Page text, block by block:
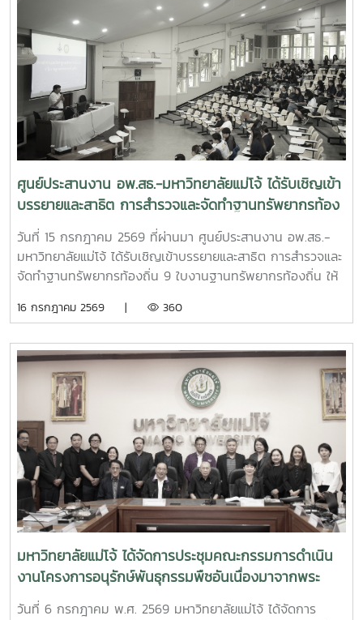
ศูนย์ประสานงาน อพ.สธ.-มหาวิทยาลัยแม่โจ้ ได้รับเชิญเข้า
บรรยายและสาธิต การสำรวจและจัดทำฐานทรัพยากรท้อง
ถิ่น 9 ใบงานฐานทรัพยากรท้องถิ่น
วันที่ 15 กรกฎาคม 2569 ที่ผ่านมา ศูนย์ประสานงาน อพ.สธ.-
มหาวิทยาลัยแม่โจ้ ได้รับเชิญเข้าบรรยายและสาธิต การสำรวจและ
จัดทำฐานทรัพยากรท้องถิ่น 9 ใบงานฐานทรัพยากรท้องถิ่น ให้
เพื่อให้นักศึกษาออกพื้นที่สำรวจได้อย่างมีประสิทธิภาพ และเข้าใจ
พัฒนาการท่องเที่ยว มหาวิทยาลัยแม่โจ้
16 กรกฎาคม 2569 | 360
มหาวิทยาลัยแม่โจ้ ได้จัดการประชุมคณะกรรมการดำเนิน
งานโครงการอนุรักษ์พันธุกรรมพืชอันเนื่องมาจากพระ
ราชดำริ สมเด็จพระเทพรัตราชสุดาฯ สยามบรมราชกุมารี
วันที่ 6 กรกฎาคม พ.ศ. 2569 มหาวิทยาลัยแม่โจ้ ได้จัดการ